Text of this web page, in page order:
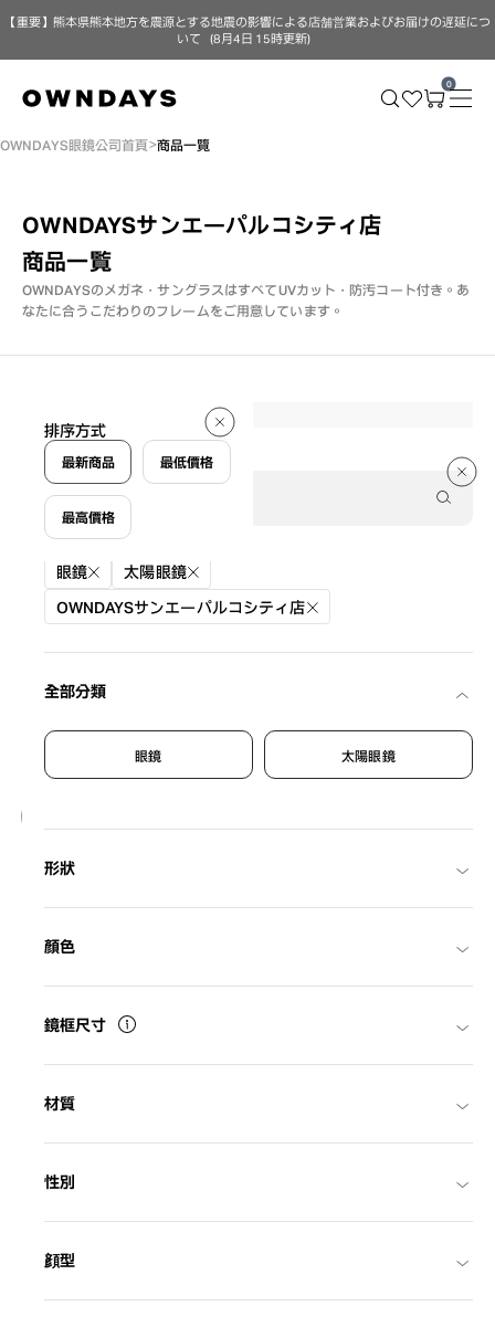
【重要】熊本県熊本地方を震源とする地震の影響による店舗営業およびお届けの遅延につ
いて（8月4日 15時更新）
0
OWNDAYS眼鏡公司首頁 商品一覽
OWNDAYSサンエーパルコシティ店
商品一覧
OWNDAYSのメガネ・サングラスはすべてUVカット・防汚コート付き。 あ
なたに合うこだわりのフレームをご用意しています。
340 件
篩選條件
眼鏡 太陽眼鏡
OWNDAYSサンエーパルコシティ店
全部分類
眼鏡 太陽眼鏡
形狀
顏色
鏡框尺寸
材質
性別
顔型
排序方式
最新商品 最低價格
最高價格
OWNDAYS | SUN
¥8,800